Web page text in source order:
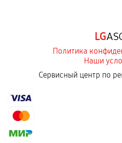
отдельных условиях.
Если
сохраняться полностью или
соблюдены следующие
LG
Политика
Наши
Сервисный центр по